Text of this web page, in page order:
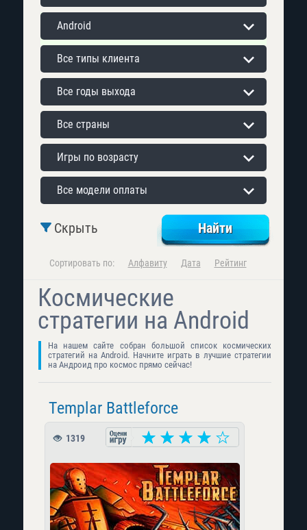
Android
Все типы клиента
Все годы выхода
Все страны
Игры по возрасту
Все модели оплаты
Скрыть
Сортировать по: Алфавиту Дата Рейтинг
Космические
стратегии на Android
На нашем сайте собран большой список космических
стратегий на Android. Начните играть в лучшие стратегии
на Андроид про космос прямо сейчас!
Templar Battleforce
1319